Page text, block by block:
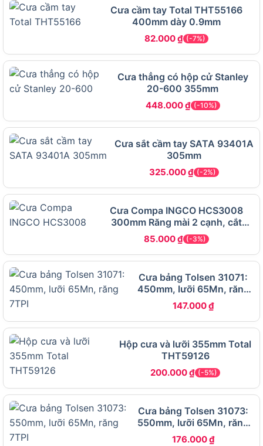
Thợ mộc: Cắt gỗ chính xác trong sản xuất đồ
nội thất, đồ thủ công hoặc các dự án chế biến
Người dùng DIY: Lý tưởng cho các dự án tự làm
tại nhà, như chế tạo đồ gỗ hoặc trang trí nội
thất.
Hộ gia đình: Hỗ trợ các công việc sửa chữa,
cắt gỗ hoặc cành cây trong nhà hoặc ngoài
trời.
Tiếp theo, hãy cùng tìm hiểu về các đặc điểm kỹ
thuật và tính năng nổi bật của sản phẩm.
Các tính năng nổi bật của Cưa tay
Total THT55226
Các tính năng nổi bật của Cưa tay Total THT55226
Ngoài công dụng đa dạng, Cưa tay Total
THT55226 được đánh giá cao nhờ chất liệu cao
cấp và thiết kế thông minh. Dưới đây là chi tiết về
các đặc điểm và thông số kỹ thuật:
Lưỡi cưa thép Mangan 65Mn: Dài 550mm, dày
0.9mm, 7 TPI, răng cưa 3 cạnh xử lý nhiệt, đảm
bảo cắt sắc bén, chống mòn và không cong
Cưa cầm tay Total THT55166
400mm dày 0.9mm
82.000₫ (-7%)
Cưa thẳng có hộp cử Stanley
20-600 355mm
448.000₫ (-10%)
Cưa sắt cầm tay SATA 93401A
305mm
325.000₫ (-2%)
Cưa Compa INGCO HCS3008
300mm Răng mài 2 cạnh, cắt
nhanh
85.000₫ (-3%)
Cưa bảng Tolsen 31071:
450mm, lưỡi 65Mn, răng
7TPI
147.000₫
Hộp cưa và lưỡi 355mm Total
THT59126
200.000₫ (-5%)
Cưa bảng Tolsen 31073:
550mm, lưỡi 65Mn, răng
7TPI
176.000₫